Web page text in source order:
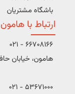
باشگاه مشتریان
ارتباط با هامون
66708166 - 021
هامون، خیابان
53671000 - 021